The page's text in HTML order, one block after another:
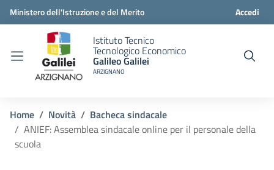
Ministero dell'Istruzione e del Merito Accedi
Istituto Tecnico
Tecnologico Economico
Galileo Galilei
ARZIGNANO
Home Novità
Bacheca sindacale
ANIEF: Assemblea sindacale online per il personale della
scuola